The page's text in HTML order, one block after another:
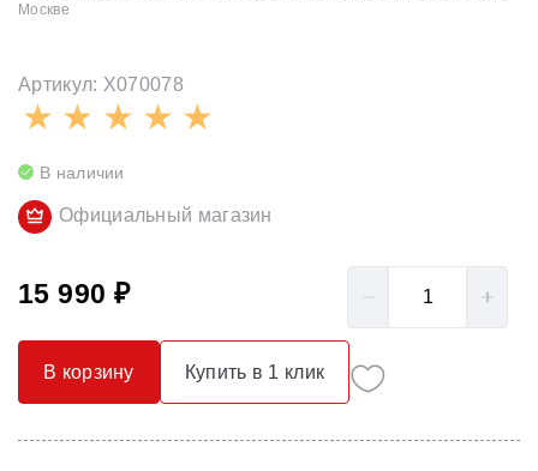
Москве
Артикул: X070078
В наличии
Официальный магазин
15 990 ₽
В корзину Купить в 1 клик